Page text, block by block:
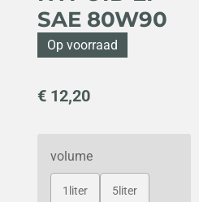
SAE 80W90
Op voorraad
€ 12,20
volume
1liter 5liter